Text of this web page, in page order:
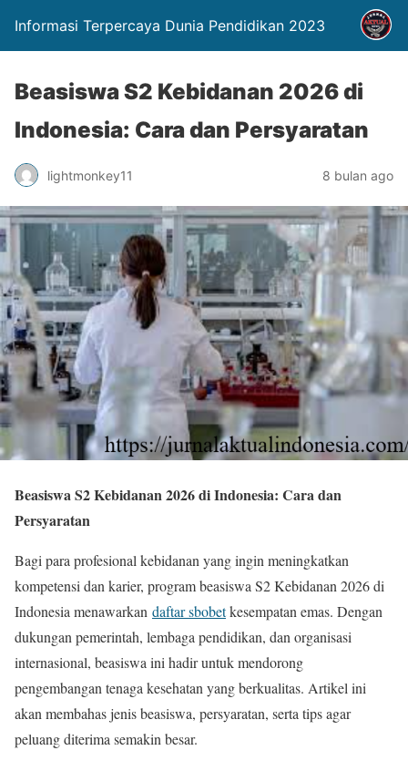
Informasi Terpercaya Dunia Pendidikan 2023
Beasiswa S2 Kebidanan 2026 di
Indonesia: Cara dan Persyaratan
lightmonkey11 8 bulan ago
Beasiswa S2 Kebidanan 2026 di Indonesia: Cara dan
Persyaratan
Bagi para profesional kebidanan yang ingin meningkatkan
kompetensi dan karier, program beasiswa S2 Kebidanan 2026 di
Indonesia menawarkan daftar sbobetkesempatan emas. Dengan
dukungan pemerintah, lembaga pendidikan, dan organisasi
internasional, beasiswa ini hadir untuk mendorong
pengembangan tenaga kesehatan yang berkualitas. Artikel ini
akan membahas jenis beasiswa, persyaratan, serta tips agar
peluang diterima semakin besar.